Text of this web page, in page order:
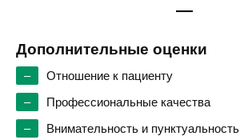
—
Дополнительные оценки
–
Отношение к пациенту
–
Профессиональные качества
–
Внимательность и пунктуальность